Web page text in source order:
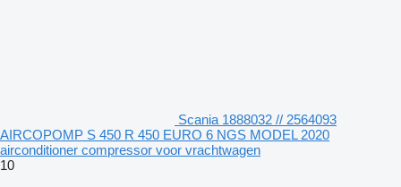
Scania 1888032 // 2564093
AIRCOPOMP S 450 R 450 EURO 6 NGS MODEL 2020
airconditioner compressor voor vrachtwagen
10